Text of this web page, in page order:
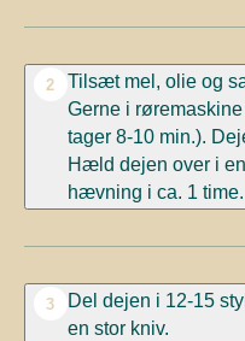
2
Tilsæt mel, olie og
Gerne i
tager 8-10 min.).
Hæld dejen over i
hævning i ca. 1 time.
3
Del dejen i 12-15
en stor kniv.